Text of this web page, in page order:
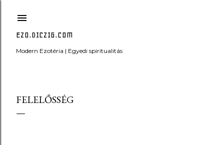
EZO.DICZIG.COM
Modern Ezotéria | Egyedi spiritualitás
FELELŐSSÉG